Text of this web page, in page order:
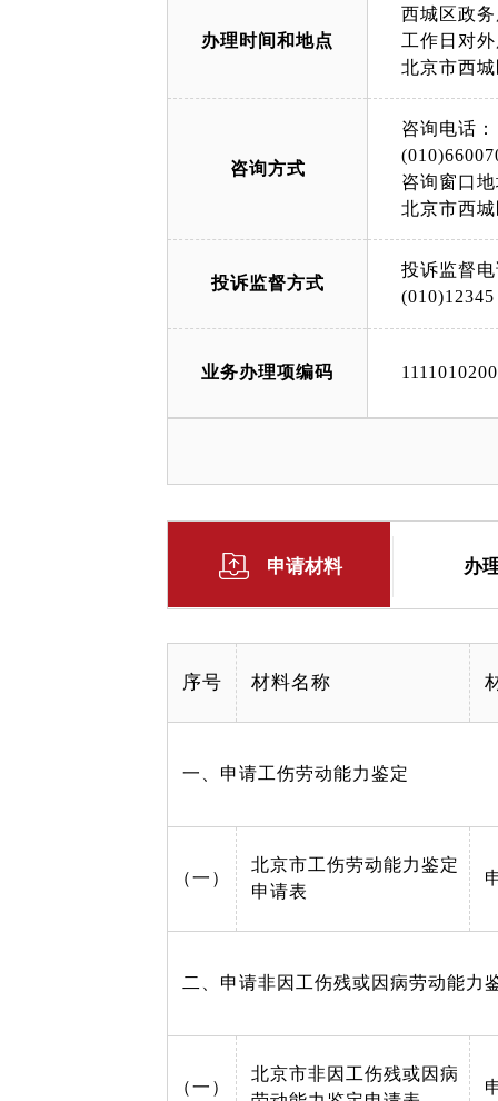
办理时间和地点
西城区政
工作日对
北京市西
咨询方式
咨询电话：
咨询窗口
北京市西
投诉监督方式
投诉监督
(010)12345
业务办理项编码
申请材料 办
序号 材料名称
一、申请工伤劳动能力鉴定
（一）
北京市工伤劳动能力鉴定
申请表
二、申请非因工伤残或因病劳动能力
（一）
北京市非因工伤残或因病